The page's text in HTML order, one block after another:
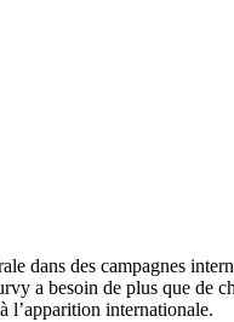
dans des campagnes
a besoin de plus que de
l’apparition internationale.